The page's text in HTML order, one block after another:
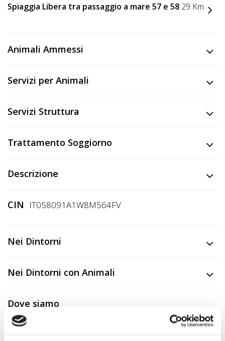
Spiaggia Libera tra passaggio a mare 57 e 58 29 Km
Animali Ammessi
Servizi per Animali
Servizi Struttura
Trattamento Soggiorno
Descrizione
CIN IT058091A1W8M564FV
Nei Dintorni
Nei Dintorni con Animali
Dove siamo
+